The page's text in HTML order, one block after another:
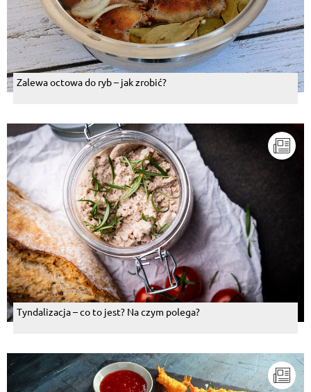
Zalewa octowa do ryb – jak zrobić?
Tyndalizacja – co to jest? Na czym polega?